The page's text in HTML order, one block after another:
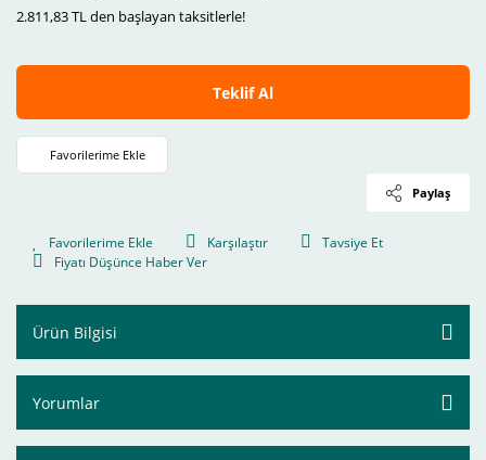
2.811,83 TL den başlayan taksitlerle!
Teklif Al
Paylaş
Karşılaştır
Tavsiye Et
Fiyatı Düşünce Haber Ver
Ürün Bilgisi
Yorumlar